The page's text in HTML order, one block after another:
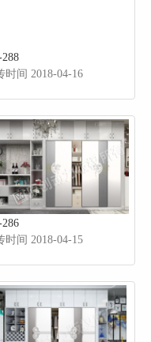
时间 2018-04-16
时间 2018-04-15